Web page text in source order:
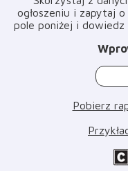
ogłoszeniu i zapytaj
pole poniżej i
Pobierz